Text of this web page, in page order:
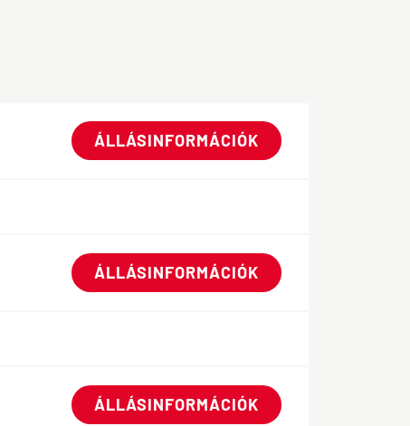
ÁLLÁSINFORMÁCIÓK
ÁLLÁSINFORMÁCIÓK
ÁLLÁSINFORMÁCIÓK